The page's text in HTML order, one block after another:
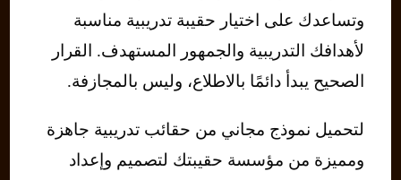
وتساعدك على اختيار حقيبة تدريبية مناسبة
لأهدافك التدريبية والجمهور المستهدف. القرار
الصحيح يبدأ دائمًا بالاطلاع، وليس بالمجازفة.
لتحميل نموذج مجاني من حقائب تدريبية جاهزة
ومميزة من مؤسسة حقيبتك لتصميم وإعداد